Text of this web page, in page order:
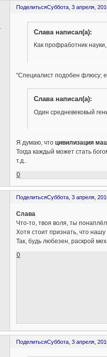
ПоделитьсяСуббота, 3 апреля,
Слава написал(а):
Как профработник
"Специалист подобен флюсу;
Слава написал(а):
Один средневековый
Я думаю, что цивилизация
Тогда каждый может стать
т.д..
0
ПоделитьсяСуббота, 3 апреля,
Слава
Что-то, твоя воля, ты
Хотя стоит признать, что
Так, будь любезен, раскрой
0
ПоделитьсяСуббота, 3 апреля,